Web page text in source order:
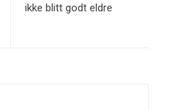
ikke blitt godt eldre